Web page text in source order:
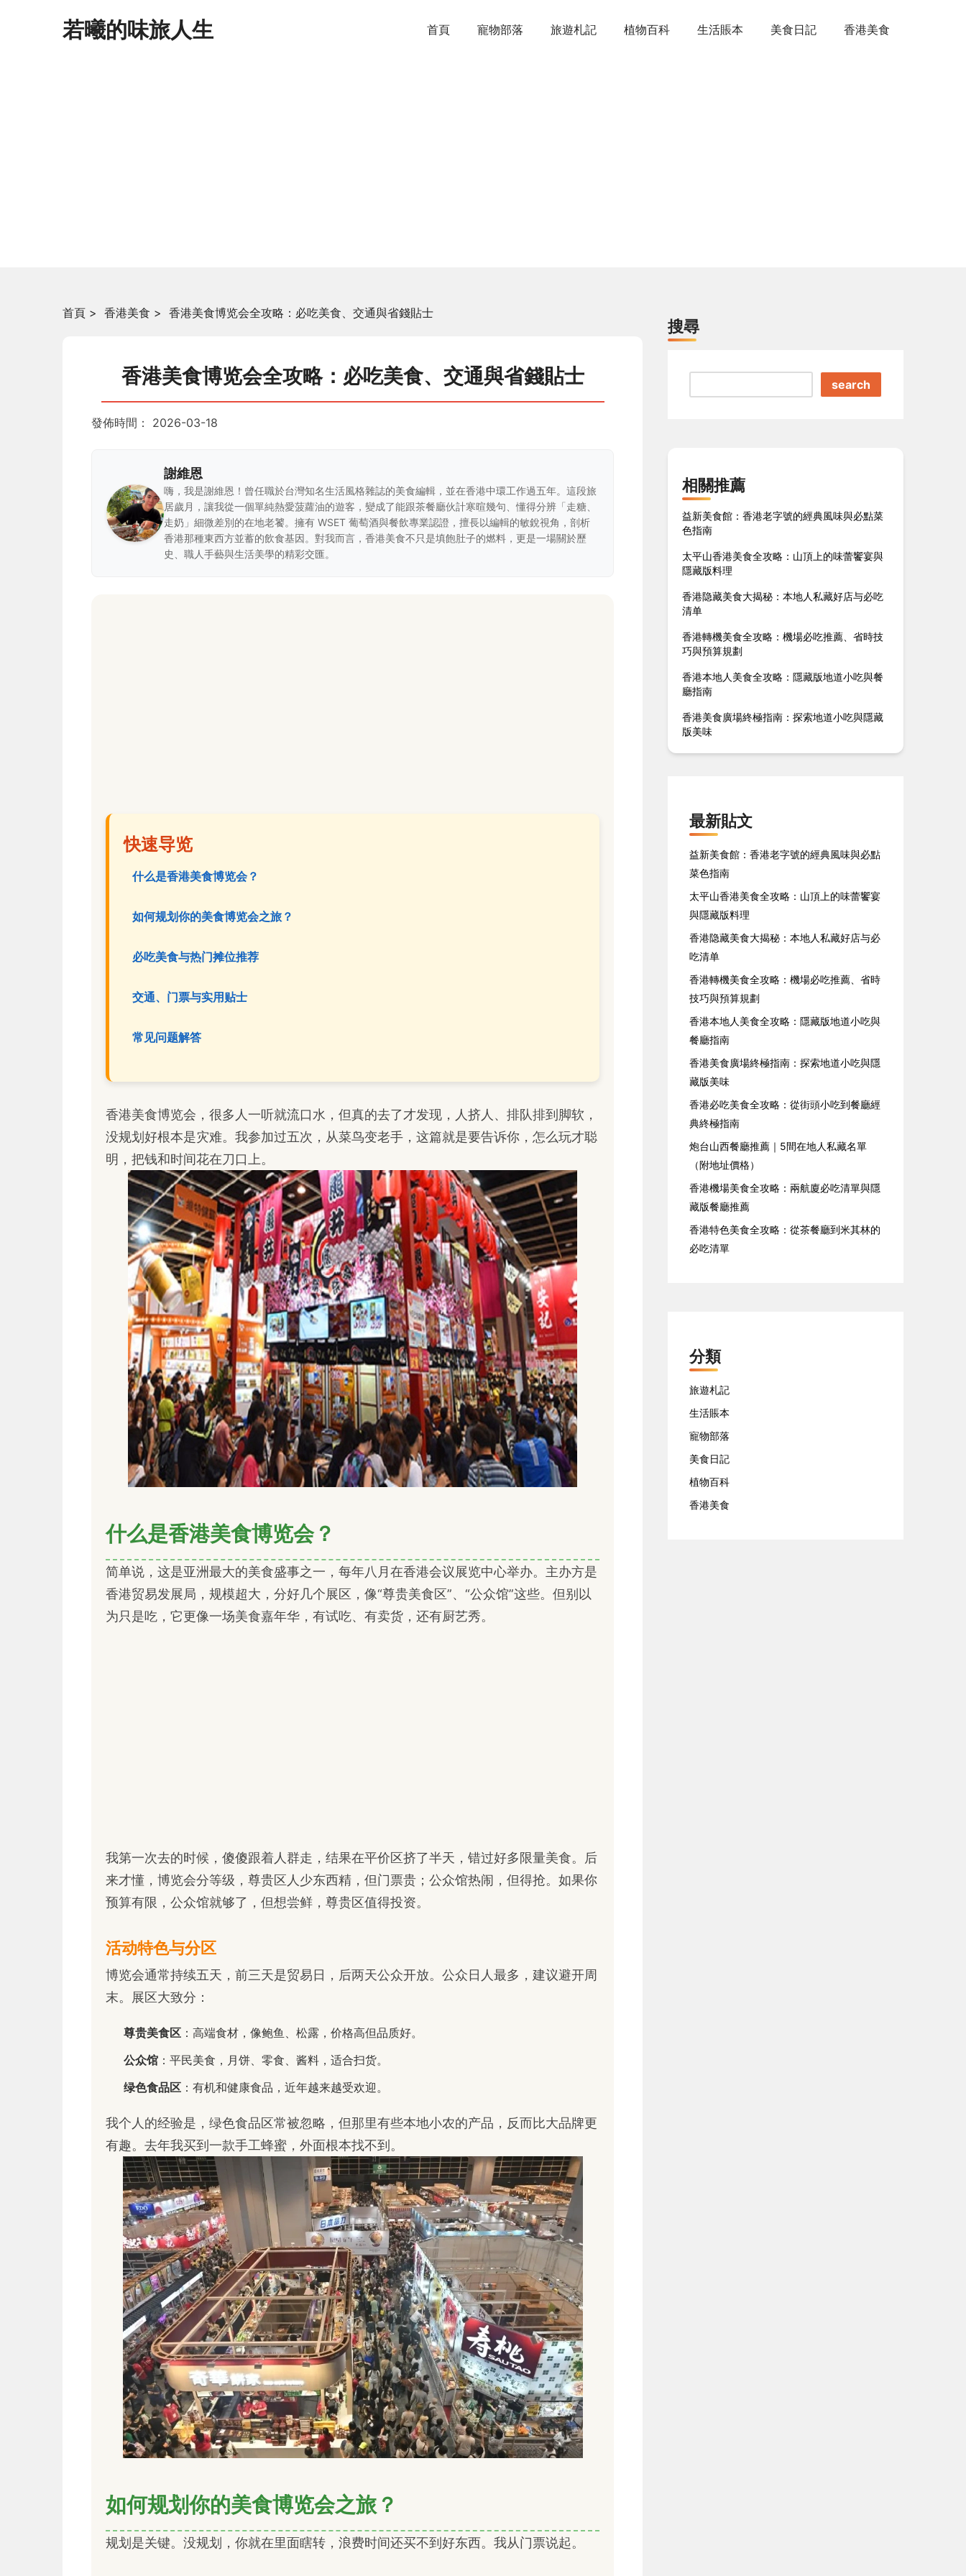
若曦的味旅人生 首頁 寵物部落 旅遊札記 植物百科 生活賬本 美食日記 香港美食
首頁 > 香港美食 > 香港美食博览会全攻略：必吃美食、交通與省錢貼士
香港美食博览会全攻略：必吃美食、交通與省錢貼士
發佈時間： 2026-03-18
謝維恩
嗨，我是謝維恩！曾任職於台灣知名生活風格雜誌的美食編輯，並在香港中環工作過五年。這段旅
居歲月，讓我從一個單純熱愛菠蘿油的遊客，變成了能跟茶餐廳伙計寒暄幾句、懂得分辨「走糖、
走奶」細微差別的在地老饕。擁有 WSET 葡萄酒與餐飲專業認證，擅長以編輯的敏銳視角，剖析
香港那種東西方並蓄的飲食基因。對我而言，香港美食不只是填飽肚子的燃料，更是一場關於歷
史、職人手藝與生活美學的精彩交匯。
快速导览
什么是香港美食博览会？
如何规划你的美食博览会之旅？
必吃美食与热门摊位推荐
交通、门票与实用贴士
常见问题解答
香港美食博览会，很多人一听就流口水，但真的去了才发现，人挤人、排队排到脚软，
没规划好根本是灾难。我参加过五次，从菜鸟变老手，这篇就是要告诉你，怎么玩才聪
明，把钱和时间花在刀口上。
什么是香港美食博览会？
简单说，这是亚洲最大的美食盛事之一，每年八月在香港会议展览中心举办。主办方是
香港贸易发展局，规模超大，分好几个展区，像“尊贵美食区”、“公众馆”这些。但别以
为只是吃，它更像一场美食嘉年华，有试吃、有卖货，还有厨艺秀。
我第一次去的时候，傻傻跟着人群走，结果在平价区挤了半天，错过好多限量美食。后
来才懂，博览会分等级，尊贵区人少东西精，但门票贵；公众馆热闹，但得抢。如果你
预算有限，公众馆就够了，但想尝鲜，尊贵区值得投资。
活动特色与分区
博览会通常持续五天，前三天是贸易日，后两天公众开放。公众日人最多，建议避开周
末。展区大致分：
尊贵美食区 ：高端食材，像鲍鱼、松露，价格高但品质好。
公众馆 ：平民美食，月饼、零食、酱料，适合扫货。
绿色食品区 ：有机和健康食品，近年越来越受欢迎。
我个人的经验是，绿色食品区常被忽略，但那里有些本地小农的产品，反而比大品牌更
有趣。去年我买到一款手工蜂蜜，外面根本找不到。
如何规划你的美食博览会之旅？
规划是关键。没规划，你就在里面瞎转，浪费时间还买不到好东西。我从门票说起。
搜尋
search
相關推薦
益新美食館：香港老字號的經典風味與必點菜
色指南
太平山香港美食全攻略：山頂上的味蕾饗宴與
隱藏版料理
香港隐藏美食大揭秘：本地人私藏好店与必吃
清单
香港轉機美食全攻略：機場必吃推薦、省時技
巧與預算規劃
香港本地人美食全攻略：隱藏版地道小吃與餐
廳指南
香港美食廣場終極指南：探索地道小吃與隱藏
版美味
最新貼文
益新美食館：香港老字號的經典風味與必點
菜色指南
太平山香港美食全攻略：山頂上的味蕾饗宴
與隱藏版料理
香港隐藏美食大揭秘：本地人私藏好店与必
吃清单
香港轉機美食全攻略：機場必吃推薦、省時
技巧與預算規劃
香港本地人美食全攻略：隱藏版地道小吃與
餐廳指南
香港美食廣場終極指南：探索地道小吃與隱
藏版美味
香港必吃美食全攻略：從街頭小吃到餐廳經
典終極指南
炮台山西餐廳推薦｜5間在地人私藏名單
（附地址價格）
香港機場美食全攻略：兩航廈必吃清單與隱
藏版餐廳推薦
香港特色美食全攻略：從茶餐廳到米其林的
必吃清單
分類
旅遊札記
生活賬本
寵物部落
美食日記
植物百科
香港美食